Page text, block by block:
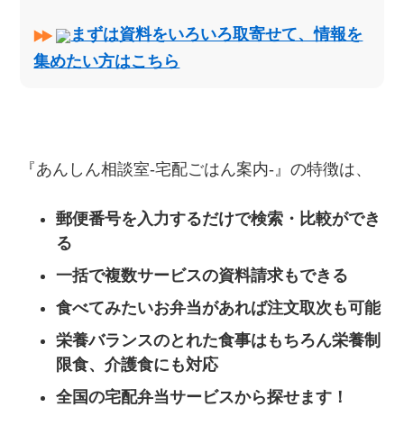
まずは資料をいろいろ取寄せて、情報を
集めたい方はこちら
『あんしん相談室‐宅配ごはん案内‐』の特徴は、
郵便番号を入力するだけで検索・比較ができ
る
一括で複数サービスの資料請求もできる
食べてみたいお弁当があれば注文取次も可能
栄養バランスのとれた食事はもちろん栄養制
限食、介護食にも対応
全国の宅配弁当サービスから探せます！